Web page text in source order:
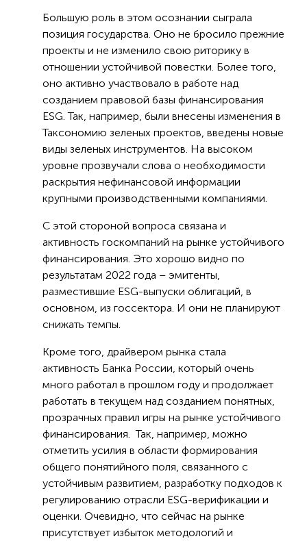
Большую роль в этом осознании сыграла
позиция государства. Оно не бросило прежние
проекты и не изменило свою риторику в
отношении устойчивой повестки. Более того,
оно активно участвовало в работе над
созданием правовой базы финансирования
ESG. Так, например, были внесены изменения в
Таксономию зеленых проектов, введены новые
виды зеленых инструментов. На высоком
уровне прозвучали слова о необходимости
раскрытия нефинансовой информации
крупными производственными компаниями.
С этой стороной вопроса связана и
активность госкомпаний на рынке устойчивого
финансирования. Это хорошо видно по
результатам 2022 года – эмитенты,
разместившие ESG-выпуски облигаций, в
основном, из госсектора. И они не планируют
снижать темпы.
Кроме того, драйвером рынка стала
активность Банка России, который очень
много работал в прошлом году и продолжает
работать в текущем над созданием понятных,
прозрачных правил игры на рынке устойчивого
финансирования. Так, например, можно
отметить усилия в области формирования
общего понятийного поля, связанного с
устойчивым развитием, разработку подходов к
регулированию отрасли ESG-верификации и
оценки. Очевидно, что сейчас на рынке
присутствует избыток методологий и